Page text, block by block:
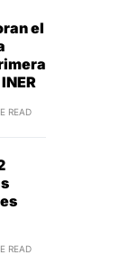
el
READ
READ